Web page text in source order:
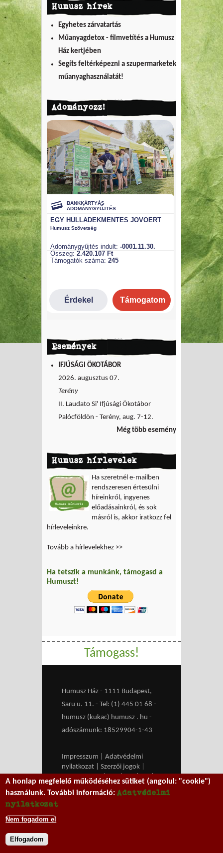
Humusz hírek
Egyhetes zárvatartás
Műanyagdetox - filmvetítés a Humusz
Ház kertjében
Segíts feltérképezni a szupermarketek
műanyaghasználatát!
Adományozz!
Események
IFJÚSÁGI ÖKOTÁBOR
2026. augusztus 07.
Terény
II. Laudato Si' Ifjúsági Ökotábor
Palócföldön - Terény, aug. 7-12.
Még több esemény
Humusz hírlevelek
Ha szeretnél e-mailben
rendszeresen értesülni
híreinkről, ingyenes
előadásainkról, és sok
másról is, akkor iratkozz fel
hírleveleinkre.
Tovább a hírlevelekhez >>
Ha tetszik a munkánk, támogasd a
Humuszt!
Támogass!
Humusz Ház - 1111 Budapest,
Saru u. 11. - Tel: (1) 445 01 68 -
humusz (kukac) humusz . hu -
adószámunk: 18529904-1-43
Impresszum
Adatvédelmi
nyilatkozat
Szerzői jogok
Médiaajánlat
RSS HU| EN
A honlap megfelelő működéséhez sütiket (angolul: "cookie")
használunk. További információ:Adatvédelmi
nyilatkozat
Nem fogadom el
Elfogadom